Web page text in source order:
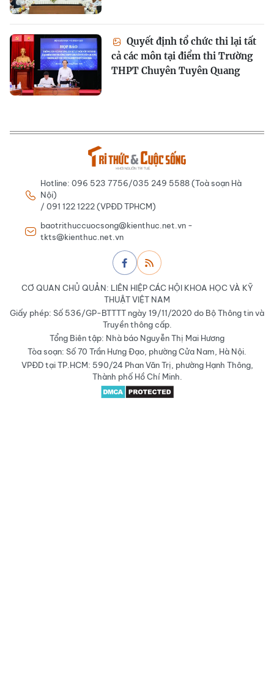
Quyết định tổ chức thi lại tất
cả các môn tại điểm thi Trường
THPT Chuyên Tuyên Quang
Hotline: 096 523 7756/035 249 5588 (Toà soạn Hà
Nội)
/ 091 122 1222 (VPĐD TPHCM)
baotrithuccuocsong@kienthuc.net.vn -
tkts@kienthuc.net.vn
CƠ QUAN CHỦ QUẢN: LIÊN HIỆP CÁC HỘI KHOA HỌC VÀ KỸ
THUẬT VIỆT NAM
Giấy phép: Số 536/GP-BTTTT ngày 19/11/2020 do Bộ Thông tin và
Truyền thông cấp.
Tổng Biên tập: Nhà báo Nguyễn Thị Mai Hương
Tòa soạn: Số 70 Trần Hưng Đạo, phường Cửa Nam, Hà Nội.
VPĐD tại TP.HCM: 590/24 Phan Văn Trị, phường Hạnh Thông,
Thành phố Hồ Chí Minh.